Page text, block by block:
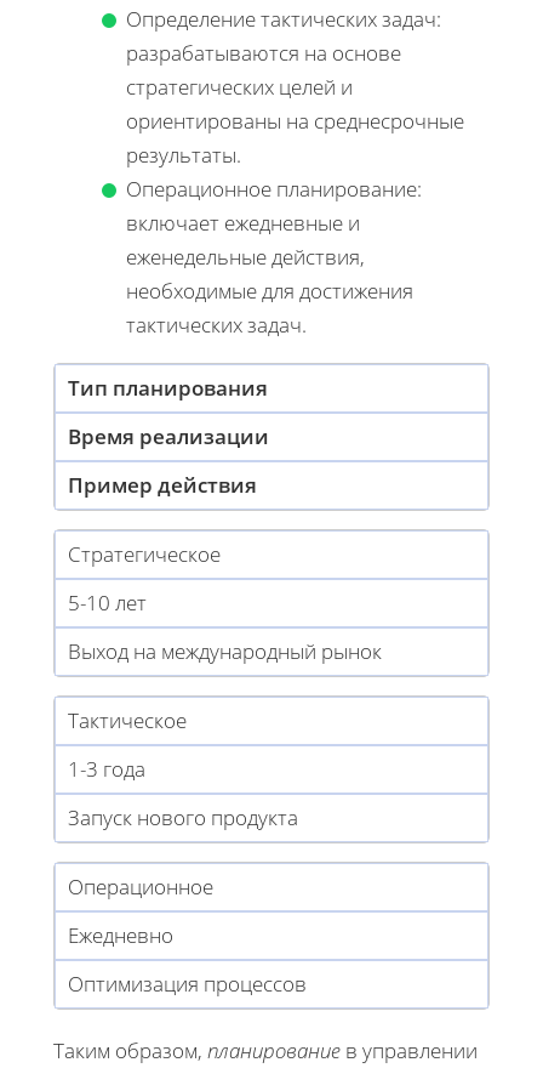
Определение тактических задач:
разрабатываются на основе
стратегических целей и
ориентированы на среднесрочные
результаты.
Операционное планирование:
включает ежедневные и
еженедельные действия,
необходимые для достижения
тактических задач.
Тип планирования
Время реализации
Пример действия
Стратегическое
5-10 лет
Выход на международный рынок
Тактическое
1-3 года
Запуск нового продукта
Операционное
Ежедневно
Оптимизация процессов
Таким образом, планирование в управлении